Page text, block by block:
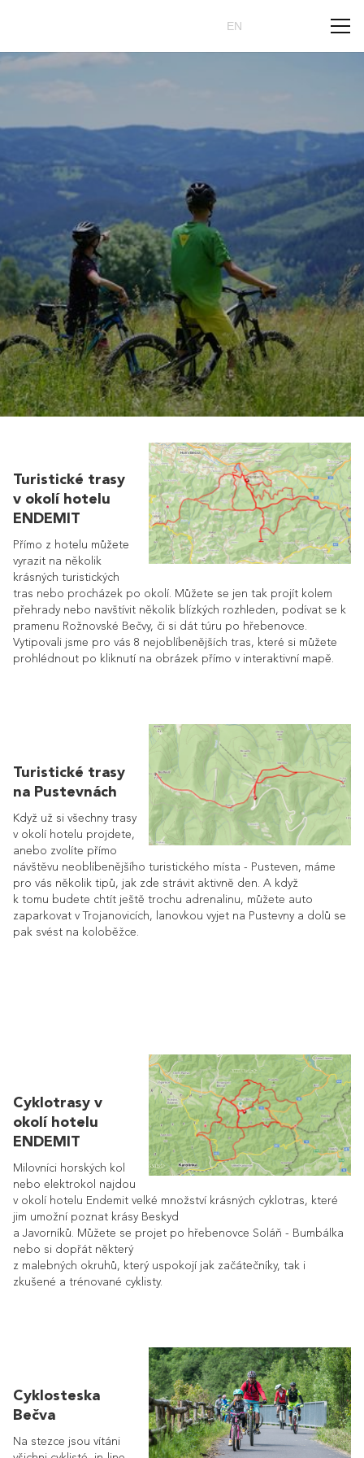
EN
Turistické trasy
v okolí hotelu
ENDEMIT
Přímo z hotelu můžete
vyrazit na několik
krásných turistických
tras nebo procházek po okolí. Můžete se jen tak projít kolem
přehrady nebo navštívit několik blízkých rozhleden, podívat se k
pramenu Rožnovské Bečvy, či si dát túru po hřebenovce.
Vytipovali jsme pro vás 8 nejoblíbenějších tras, které si můžete
prohlédnout po kliknutí na obrázek přímo v interaktivní mapě.
Turistické trasy
na Pustevnách
Když už si všechny trasy
v okolí hotelu projdete,
anebo zvolíte přímo
návštěvu neoblíbenějšího turistického místa - Pusteven, máme
pro vás několik tipů, jak zde strávit aktivně den. A když
k tomu budete chtít ještě trochu adrenalinu, můžete auto
zaparkovat v Trojanovicích, lanovkou vyjet na Pustevny a dolů se
pak svést na koloběžce.
Cyklotrasy v
okolí hotelu
ENDEMIT
Milovníci horských kol
nebo elektrokol najdou
v okolí hotelu Endemit velké množství krásných cyklotras, které
jim umožní poznat krásy Beskyd
a Javorníků. Můžete se projet po hřebenovce Soláň - Bumbálka
nebo si dopřát některý
z malebných okruhů, který uspokojí jak začátečníky, tak i
zkušené a trénované cyklisty.
Cyklosteska
Bečva
Na stezce jsou vítáni